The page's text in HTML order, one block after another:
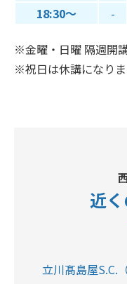
18:30～
-
※金曜・日曜 隔週開
※祝日は休講になりま
近
立川髙島屋S.C.